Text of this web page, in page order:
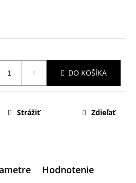
DO KOŠÍKA
Strážiť Zdieľať
Hodnotenie